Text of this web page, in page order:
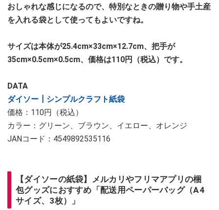
おしゃれな感じになるので、特別なときの贈り物や手土産
を入れる袋として使ってもよいですね。
サイズは本体が25.4cm×33cm×12.7cm、把手が
35cm×0.5cm×0.5cm、価格は110円（税込）です。
DATA
ダイソー┃シンプルクラフト紙袋
価格：110円（税込）
カラー：グリーン、ブラウン、イエロー、オレンジ
JANコード：4549892535116
【ダイソーの紙袋】メルカリやフリマアプリの梱
包グッズにおすすめ「配送用ペーパーバッグ（A4
サイズ、3枚）」